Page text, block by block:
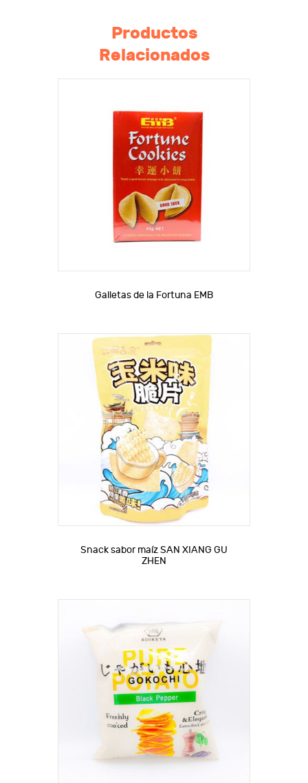
Productos
Relacionados
Galletas de la Fortuna EMB
Snack sabor maíz SAN XIANG GU
ZHEN